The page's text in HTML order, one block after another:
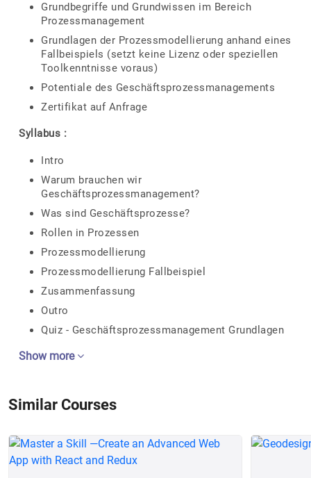
Grundbegriffe und Grundwissen im Bereich
Prozessmanagement
Grundlagen der Prozessmodellierung anhand eines
Fallbeispiels (setzt keine Lizenz oder speziellen
Toolkenntnisse voraus)
Potentiale des Geschäftsprozessmanagements
Zertifikat auf Anfrage
Syllabus :
Intro
Warum brauchen wir
Geschäftsprozessmanagement?
Was sind Geschäftsprozesse?
Rollen in Prozessen
Prozessmodellierung
Prozessmodellierung Fallbeispiel
Zusammenfassung
Outro
Quiz - Geschäftsprozessmanagement Grundlagen
Show more
Similar Courses